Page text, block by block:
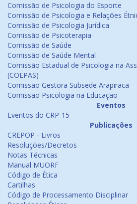
Comissão de Psicologia do Esporte
Comissão de Psicologia e Relações
Comissão de Psicologia Jurídica
Comissão de Psicoterapia
Comissão de Saúde
Comissão de Saúde Mental
Comissão Estadual de Psicologia na
(COEPAS)
Comissão Gestora Subsede Arapiraca
Comissão Psicologia na Educação
Eventos
Eventos do CRP-15
Publicações
CREPOP - Livros
Resoluções/Decretos
Notas Técnicas
Manual MUORF
Código de Ética
Cartilhas
Código de Processamento Disciplinar